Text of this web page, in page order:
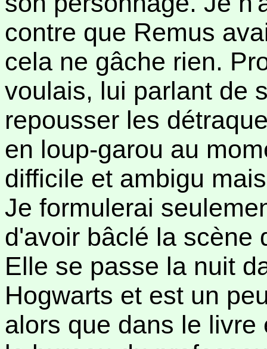
contre que Remus
cela ne gâche rien.
voulais, lui parlant de
repousser les
en loup-garou au
difficile et ambigu
Je formulerai
d'avoir bâclé la scène
Elle se passe la nuit
Hogwarts et est un
alors que dans le